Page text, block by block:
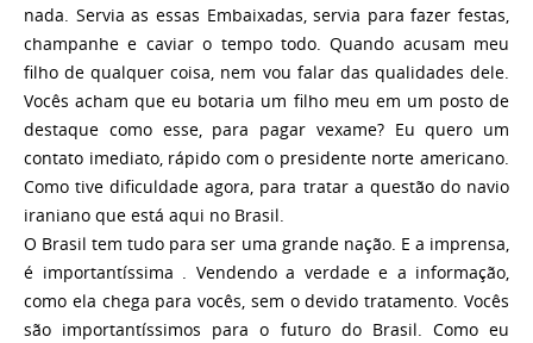
nada. Servia as essas Embaixadas, servia para fazer festas,
champanhe e caviar o tempo todo. Quando acusam meu
filho de qualquer coisa, nem vou falar das qualidades dele.
Vocês acham que eu botaria um filho meu em um posto de
destaque como esse, para pagar vexame? Eu quero um
contato imediato, rápido com o presidente norte americano.
Como tive dificuldade agora, para tratar a questão do navio
iraniano que está aqui no Brasil.
O Brasil tem tudo para ser uma grande nação. E a imprensa,
é importantíssima . Vendendo a verdade e a informação,
como ela chega para vocês, sem o devido tratamento. Vocês
são importantíssimos para o futuro do Brasil. Como eu